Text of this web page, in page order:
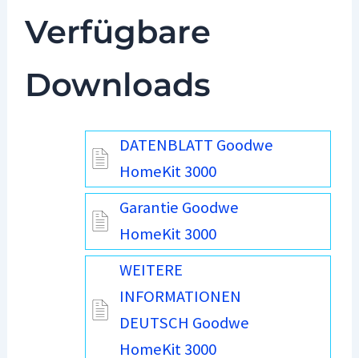
Verfügbare
Downloads
DATENBLATT Goodwe
HomeKit 3000
Garantie Goodwe
HomeKit 3000
WEITERE
INFORMATIONEN
DEUTSCH Goodwe
HomeKit 3000